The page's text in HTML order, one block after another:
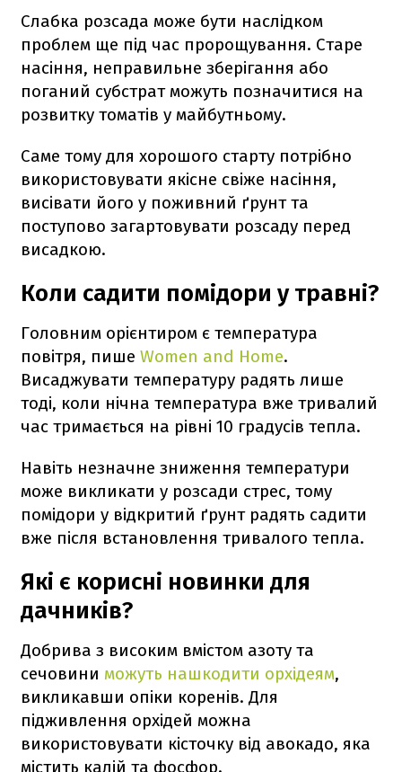
Слабка розсада може бути наслідком
проблем ще під час пророщування. Старе
насіння, неправильне зберігання або
поганий субстрат можуть позначитися на
розвитку томатів у майбутньому.
Саме тому для хорошого старту потрібно
використовувати якісне свіже насіння,
висівати його у поживний ґрунт та
поступово загартовувати розсаду перед
висадкою.
Коли садити помідори у травні?
Головним орієнтиром є температура
повітря, пише Women and Home.
Висаджувати температуру радять лише
тоді, коли нічна температура вже тривалий
час тримається на рівні 10 градусів тепла.
Навіть незначне зниження температури
може викликати у розсади стрес, тому
помідори у відкритий ґрунт радять садити
вже після встановлення тривалого тепла.
Які є корисні новинки для
дачників?
Добрива з високим вмістом азоту та
сечовини можуть нашкодити орхідеям,
викликавши опіки коренів. Для
підживлення орхідей можна
використовувати кісточку від авокадо, яка
містить калій та фосфор.